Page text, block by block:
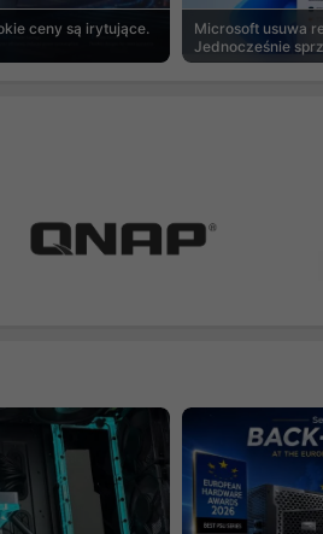
ceny są irytujące.
Microsoft usuwa
Jednocześnie
8 GB